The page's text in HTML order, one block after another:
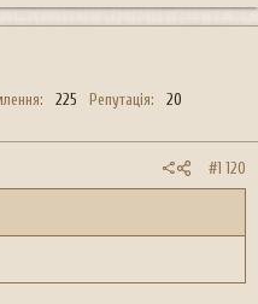
225 Репутація
20
#1 120